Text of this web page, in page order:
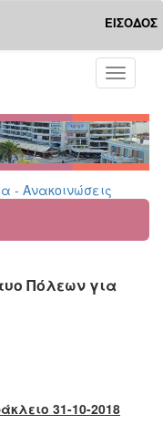
ΕΙΣΟΔΟΣ
Toggle
- Ανακοινώσεις
Πόλεων για
31-10-2018